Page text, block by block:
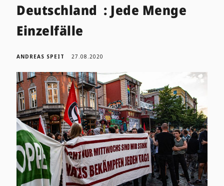
Deutschland : Jede Menge
Einzelfälle
ANDREAS SPEIT 27.08.2020